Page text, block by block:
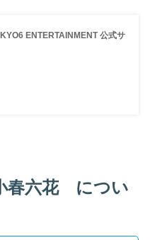
ENTERTAINMENT 公式サ
春六花 につい